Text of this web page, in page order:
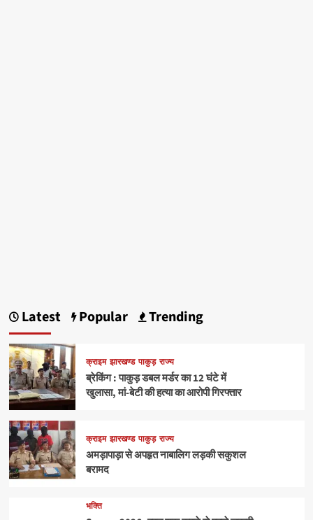
Latest Popular Trending
क्राइम झारखण्ड पाकुड़ राज्य
ब्रेकिंग : पाकुड़ डबल मर्डर का 12 घंटे में
खुलासा, मां-बेटी की हत्या का आरोपी गिरफ्तार
क्राइम झारखण्ड पाकुड़ राज्य
अमड़ापाड़ा से अपहृत नाबालिग लड़की सकुशल
बरामद
भक्ति